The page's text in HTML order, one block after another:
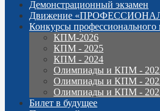
Демонстрационный экзамен
Движение
Конкурсы профессионального
КПМ-2026
КПМ - 2025
КПМ - 2024
Олимпиады и КПМ -
Олимпиады и КПМ -
Олимпиады и КПМ -
Билет в будущее